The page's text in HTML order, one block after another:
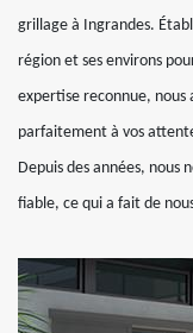
grillage à Ingrandes.
région et ses environs
expertise reconnue, nous
parfaitement à vos
Depuis des années, nous
fiable, ce qui a fait de